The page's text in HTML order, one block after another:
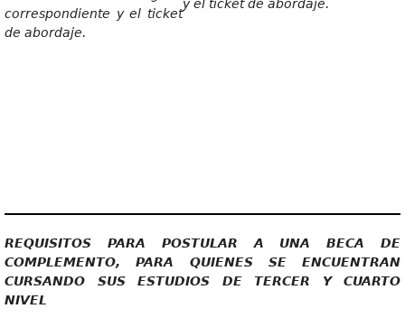
correspondiente y el ticket
de abordaje.
y el ticket de abordaje.
REQUISITOS PARA POSTULAR A UNA BECA DE
COMPLEMENTO, PARA QUIENES SE ENCUENTRAN
CURSANDO SUS ESTUDIOS DE TERCER Y CUARTO
NIVEL